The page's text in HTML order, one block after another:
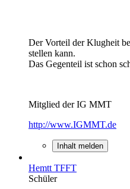
Der Vorteil der Klugheit
stellen kann.
Das Gegenteil ist schon
Mitglied der IG MMT
http://www.IGMMT.de
Inhalt melden
Hemtt TFFT
Schüler